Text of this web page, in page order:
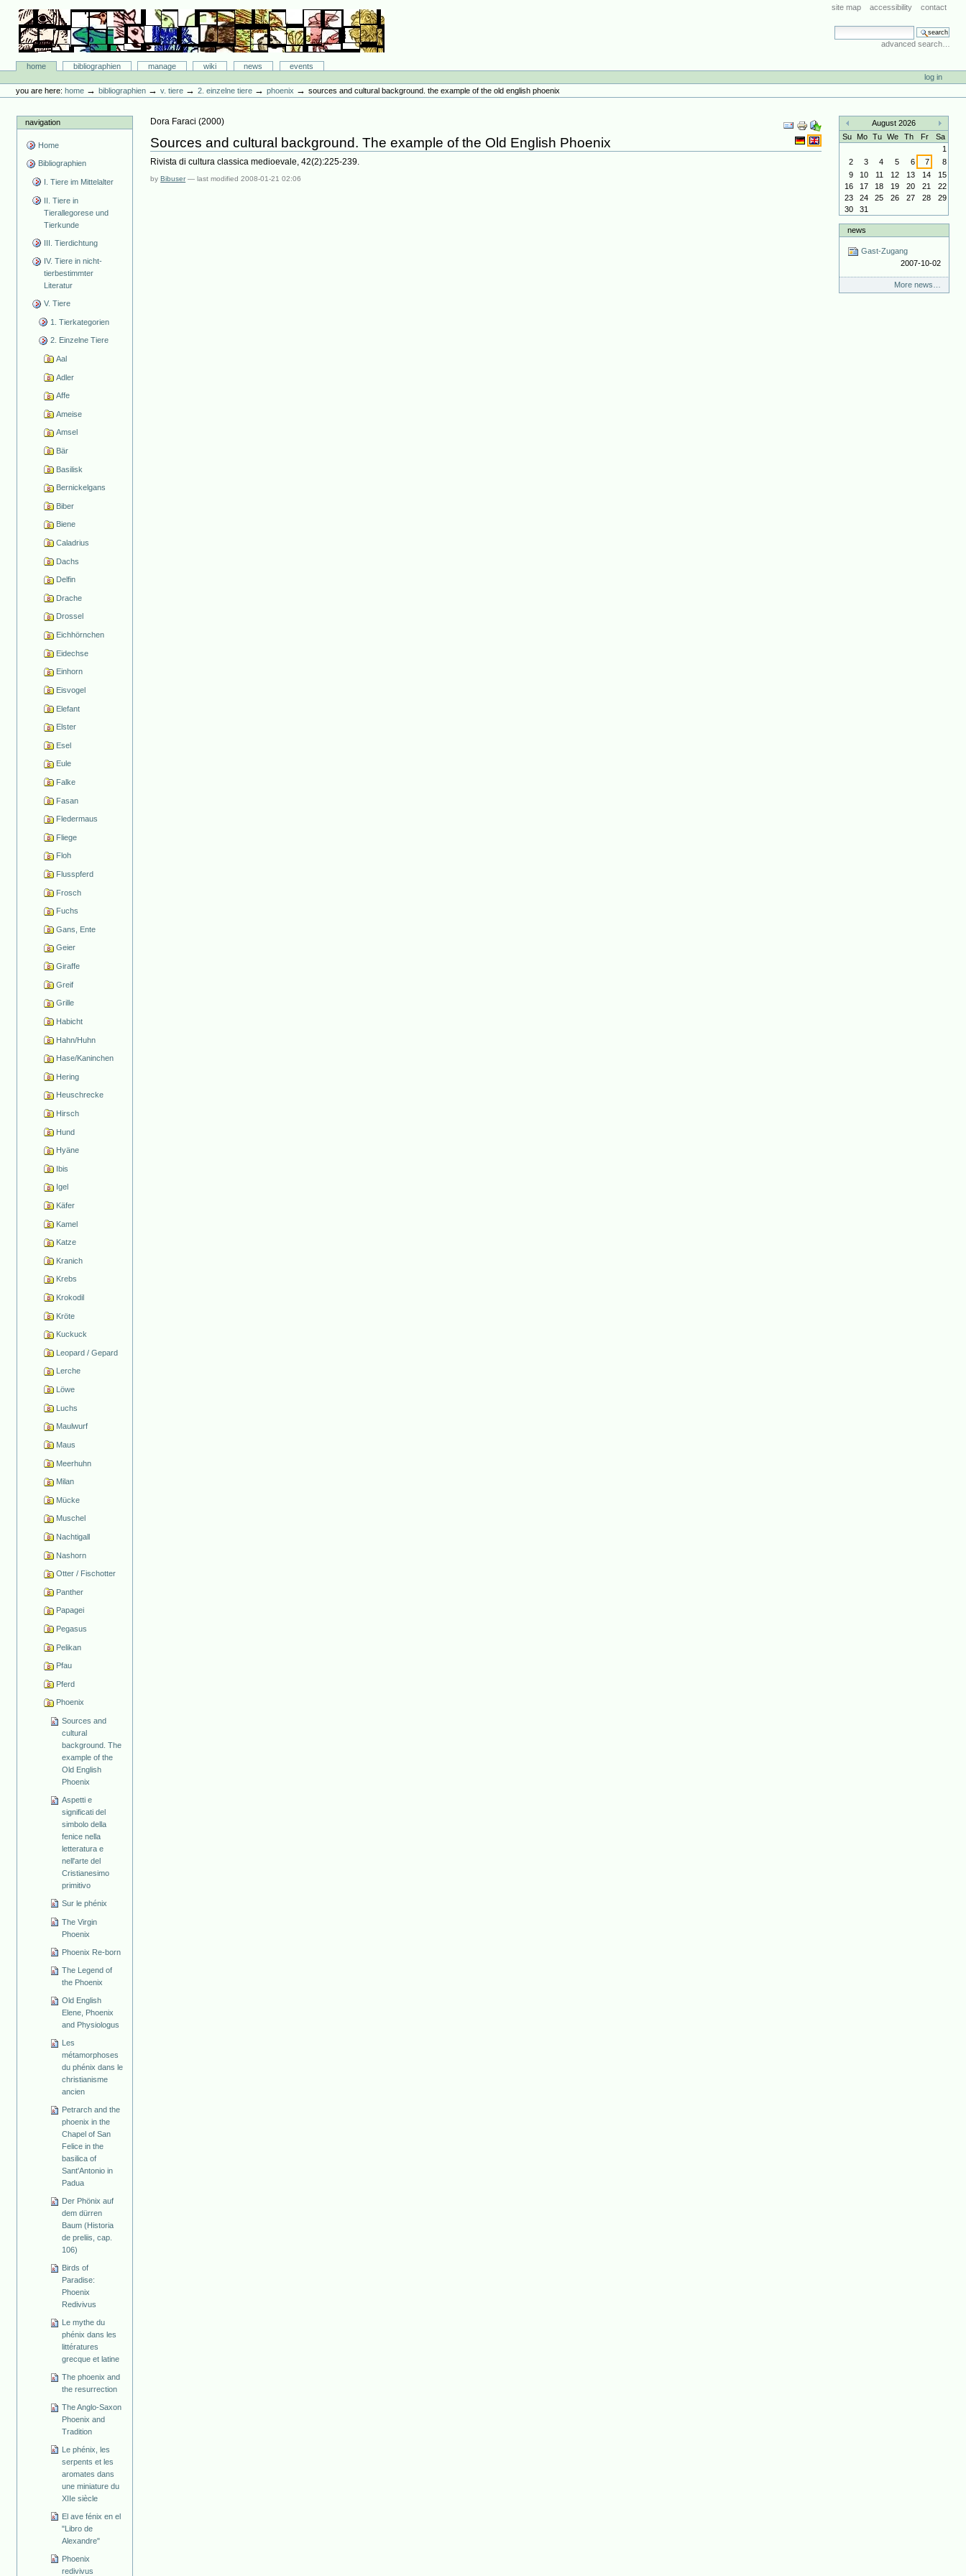
content.
navigation
site map accessibility contact
search site
advanced search…
Bibliographie-Portal
Sectionshome bibliographien manage wiki news
events
tools
log in
you are here: home →bibliographien →v. tiere →2. einzelne tiere →phoenix →sources and cultural background. the example of the old english phoenix
navigation
Home
Bibliographien
I. Tiere im Mittelalter
II. Tiere in
Tierallegorese und
Tierkunde
III. Tierdichtung
IV. Tiere in nicht-
tierbestimmter
Literatur
V. Tiere
1. Tierkategorien
2. Einzelne Tiere
Aal
Adler
Affe
Ameise
Amsel
Bär
Basilisk
Bernickelgans
Biber
Biene
Caladrius
Dachs
Delfin
Drache
Drossel
Eichhörnchen
Eidechse
Einhorn
Eisvogel
Elefant
Elster
Esel
Eule
Falke
Fasan
Fledermaus
Fliege
Floh
Flusspferd
Frosch
Fuchs
Gans, Ente
Geier
Giraffe
Greif
Grille
Habicht
Hahn/Huhn
Hase/Kaninchen
Hering
Heuschrecke
Hirsch
Hund
Hyäne
Ibis
Igel
Käfer
Kamel
Katze
Kranich
Krebs
Krokodil
Kröte
Kuckuck
Leopard / Gepard
Lerche
Löwe
Luchs
Maulwurf
Maus
Meerhuhn
Milan
Mücke
Muschel
Nachtigall
Nashorn
Otter / Fischotter
Panther
Papagei
Pegasus
Pelikan
Pfau
Pferd
Phoenix
Sources and
cultural
background. The
example of the
Old English
Phoenix
Aspetti e
significati del
simbolo della
fenice nella
letteratura e
nell'arte del
Cristianesimo
primitivo
Sur le phénix
The Virgin
Phoenix
Phoenix Re-born
The Legend of
the Phoenix
Old English
Elene, Phoenix
and Physiologus
Les
métamorphoses
du phénix dans le
christianisme
ancien
Petrarch and the
phoenix in the
Chapel of San
Felice in the
basilica of
Sant'Antonio in
Padua
Der Phönix auf
dem dürren
Baum (Historia
de preliis, cap.
106)
Birds of
Paradise:
Phoenix
Redivivus
Le mythe du
phénix dans les
littératures
grecque et latine
The phoenix and
the resurrection
The Anglo-Saxon
Phoenix and
Tradition
Le phénix, les
serpents et les
aromates dans
une miniature du
XIIe siècle
El ave fénix en el
"Libro de
Alexandre"
Phoenix
redivivus
Document
Actions
Dora Faraci (2000)
Sources and cultural background. The example of the Old English Phoenix
Rivista di cultura classica medioevale, 42(2):225-239.
byBibuser —last modified2008-01-21 02:06
«
August 2026
»
Su Mo Tu We Th Fr
Sa
1
2
3 4 5 6 7
8
9
10 11 12 13 14
15
16
17 18 19 20 21
22
23
24 25 26 27 28
29
30
31
news
Gast-Zugang
2007-10-02
More news…